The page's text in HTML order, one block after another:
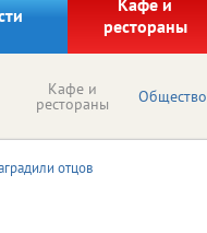
рестораны
Кафе и
рестораны Общество
отцов